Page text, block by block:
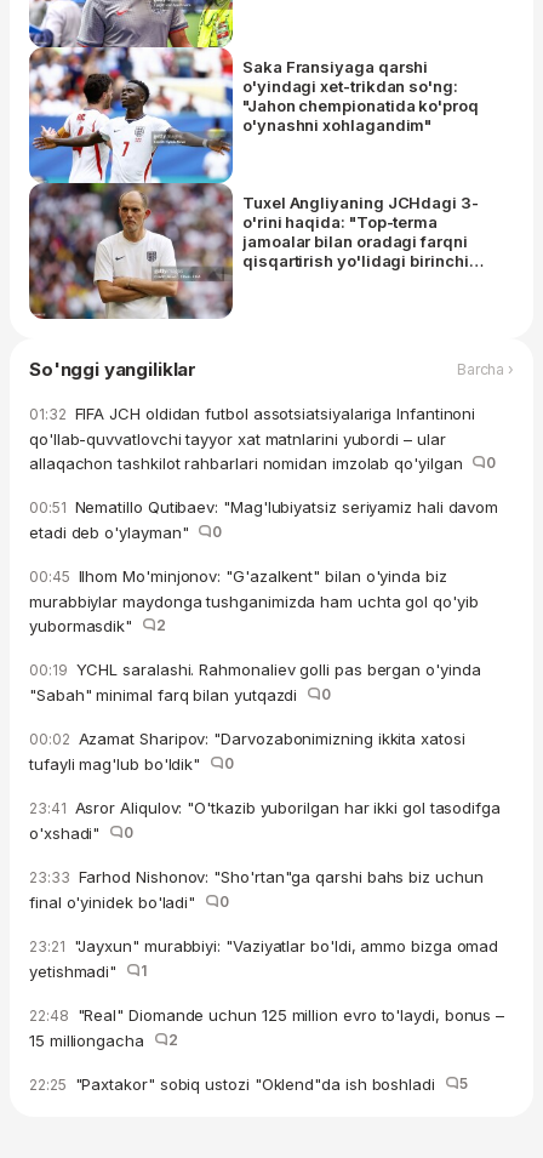
Saka Fransiyaga qarshi
o'yindagi xet-trikdan so'ng:
"Jahon chempionatida ko'proq
o'ynashni xohlagandim"
Tuxel Angliyaning JCHdagi 3-
o'rini haqida: "Top-terma
jamoalar bilan oradagi farqni
qisqartirish yo'lidagi birinchi
So'nggi yangiliklar Barcha ›
01:32 FIFA JCH oldidan futbol assotsiatsiyalariga Infantinoni
qo'llab-quvvatlovchi tayyor xat matnlarini yubordi – ular
allaqachon tashkilot rahbarlari nomidan imzolab qo'yilgan
0
00:51 Nematillo Qutibaev: "Mag'lubiyatsiz seriyamiz hali davom
etadi deb o'ylayman"
0
00:45 Ilhom Mo'minjonov: "G'azalkent" bilan o'yinda biz
murabbiylar maydonga tushganimizda ham uchta gol qo'yib
yubormasdik"
2
00:19 YCHL saralashi. Rahmonaliev golli pas bergan o'yinda
"Sabah" minimal farq bilan yutqazdi
0
00:02 Azamat Sharipov: "Darvozabonimizning ikkita xatosi
tufayli mag'lub bo'ldik"
0
23:41 Asror Aliqulov: "O'tkazib yuborilgan har ikki gol tasodifga
o'xshadi"
0
23:33 Farhod Nishonov: "Sho'rtan"ga qarshi bahs biz uchun
final o'yinidek bo'ladi"
0
23:21 "Jayxun" murabbiyi: "Vaziyatlar bo'ldi, ammo bizga omad
yetishmadi"
1
22:48 "Real" Diomande uchun 125 million evro to'laydi, bonus –
15 milliongacha
2
22:25 "Paxtakor" sobiq ustozi "Oklend"da ish boshladi 5